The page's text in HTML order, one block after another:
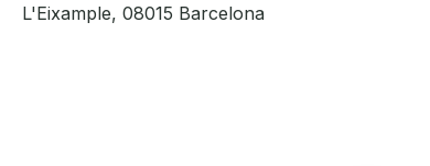
L'Eixample, 08015 Barcelona